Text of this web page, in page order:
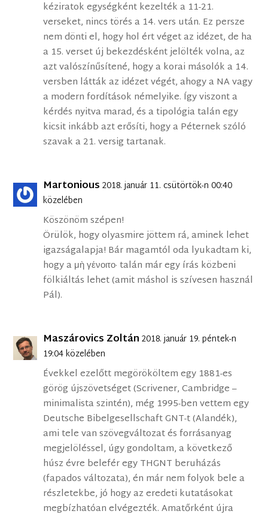
kéziratok egységként kezelték a 11-21.
verseket, nincs törés a 14. vers után. Ez persze
nem dönti el, hogy hol ért véget az idézet, de ha
a 15. verset új bekezdésként jelölték volna, az
azt valószínűsítené, hogy a korai másolók a 14.
versben látták az idézet végét, ahogy a NA vagy
a modern fordítások némelyike. Így viszont a
kérdés nyitva marad, és a tipológia talán egy
kicsit inkább azt erősíti, hogy a Péternek szóló
szavak a 21. versig tartanak.
Martonious 2018. január 11. csütörtök-n 00:40
közelében
Köszönöm szépen!
Örülök, hogy olyasmire jöttem rá, aminek lehet
igazságalapja! Bár magamtól oda lyukadtam ki,
hogy a μὴ γένοιτο· talán már egy írás közbeni
fölkiáltás lehet (amit máshol is szívesen használ
Pál).
Maszárovics Zoltán 2018. január 19. péntek-n
19:04 közelében
Évekkel ezelőtt megörököltem egy 1881-es
görög újszövetséget (Scrivener, Cambridge –
minimalista szintén), még 1995-ben vettem egy
Deutsche Bibelgesellschaft GNT-t (Alandék),
ami tele van szövegváltozat és forrásanyag
megjelöléssel, úgy gondoltam, a következő
húsz évre belefér egy THGNT beruházás
(fapados változata), én már nem folyok bele a
részletekbe, jó hogy az eredeti kutatásokat
megbízhatóan elvégezték. Amatőrként újra